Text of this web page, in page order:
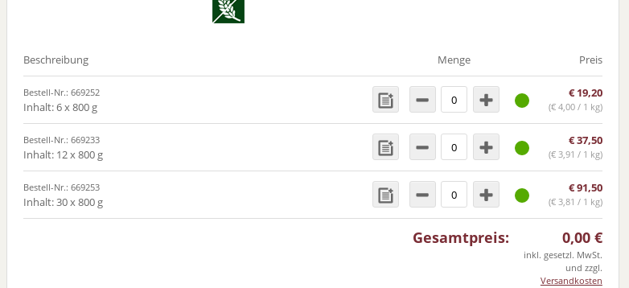
Beschreibung Menge Preis
Bestell-Nr.: 669252
Inhalt: 6 x 800 g
€19,20
(€4,00 / 1 kg)
Bestell-Nr.: 669233
Inhalt: 12 x 800 g
€37,50
(€3,91 / 1 kg)
Bestell-Nr.: 669253
Inhalt: 30 x 800 g
€91,50
(€3,81 / 1 kg)
Gesamtpreis: 0,00€
inkl. gesetzl. MwSt.
und zzgl.
Versandkosten